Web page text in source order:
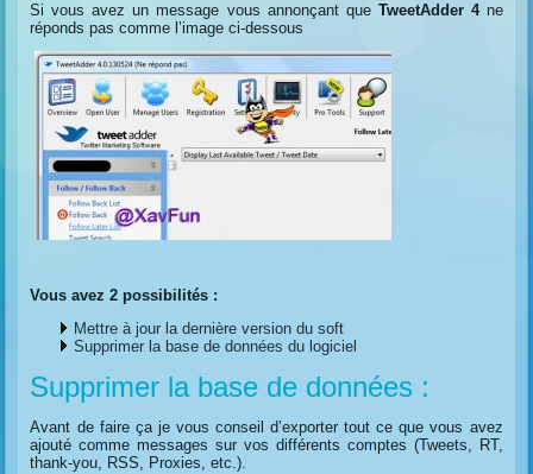
Si vous avez un message vous annonçant que TweetAdder 4ne
réponds pas comme l’image ci-dessous
Vous avez 2 possibilités :
Mettre à jour la dernière version du soft
Supprimer la base de données du logiciel
Supprimer la base de données :
Avant de faire ça je vous conseil d’exporter tout ce que vous avez
ajouté comme messages sur vos différents comptes (Tweets, RT,
thank-you, RSS, Proxies, etc.).